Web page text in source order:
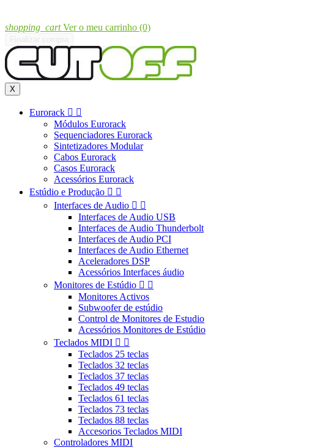
shopping_cart Ver o meu carrinho (0)
X
Eurorack  
Módulos Eurorack
Sequenciadores Eurorack
Sintetizadores Modular
Cabos Eurorack
Casos Eurorack
Acessórios Eurorack
Estúdio e Produção  
Interfaces de Audio  
Interfaces de Audio USB
Interfaces de Audio Thunderbolt
Interfaces de Audio PCI
Interfaces de Audio Ethernet
Aceleradores DSP
Acessórios Interfaces áudio
Monitores de Estúdio  
Monitores Activos
Subwoofer de estúdio
Control de Monitores de Estudio
Acessórios Monitores de Estúdio
Teclados MIDI  
Teclados 25 teclas
Teclados 32 teclas
Teclados 37 teclas
Teclados 49 teclas
Teclados 61 teclas
Teclados 73 teclas
Teclados 88 teclas
Accesorios Teclados MIDI
Controladores MIDI